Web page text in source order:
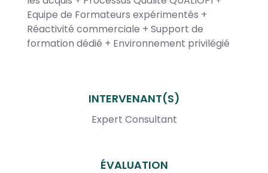
Equipe de Formateurs expérimentés +
Réactivité commerciale + Support de
formation dédié + Environnement privilégié
INTERVENANT(S)
Expert Consultant
ÉVALUATION